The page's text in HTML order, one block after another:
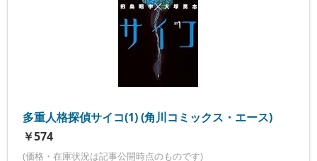
多重人格探偵サイコ(1) (角川コミックス・エース)
￥574
(価格・在庫状況は記事公開時点のものです)